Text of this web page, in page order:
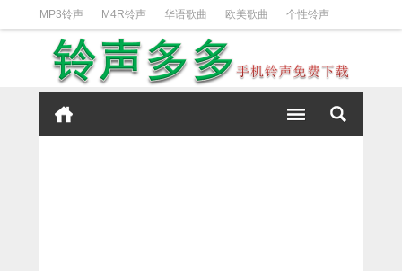
MP3铃声 M4R铃声 华语歌曲 欧美歌曲 个性铃声
日韩歌曲 动漫铃声 DJ铃声 短信铃声
iPhone铃声设置方法